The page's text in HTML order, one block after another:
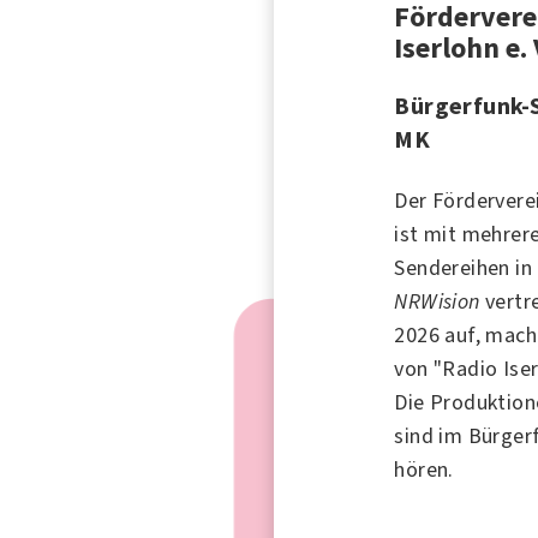
Iserlohn e.
Bürgerfunk-
MK
Der
ist mit
Sendereihen
NRWision
2026 auf,
von "Radio
Die
sind im
hören.